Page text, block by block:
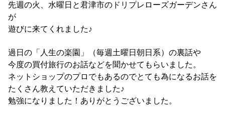
先週の火、水曜日と君津市のドリプレローズガーデンさん
が
遊びに来てくれました♪
過日の「人生の楽園」（毎週土曜日朝日系）の裏話や
今度の買付旅行のお話などを聞かせてもらいました。
ネットショップのプロでもあるのでとても為になるお話を
たくさん教えていただきました♪
勉強になりました！ありがとうございました。